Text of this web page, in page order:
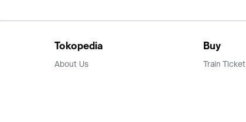
Tokopedia
About Us
Buy
Train Ticket